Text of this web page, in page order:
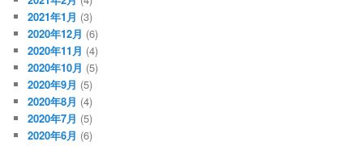
2021年1月 (3)
2020年12月 (6)
2020年11月 (4)
2020年10月 (5)
2020年9月 (5)
2020年8月 (4)
2020年7月 (5)
2020年6月 (6)